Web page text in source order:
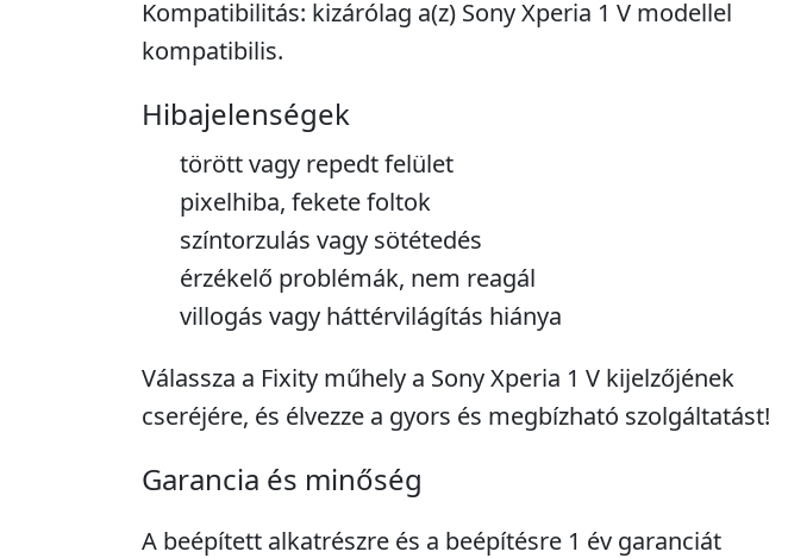
Kompatibilitás: kizárólag a(z) Sony Xperia 1 V modellel
kompatibilis.
Hibajelenségek
törött vagy repedt felület
pixelhiba, fekete foltok
színtorzulás vagy sötétedés
érzékelő problémák, nem reagál
villogás vagy háttérvilágítás hiánya
Válassza a Fixity műhely a Sony Xperia 1 V kijelzőjének
cseréjére, és élvezze a gyors és megbízható szolgáltatást!
Garancia és minőség
A beépített alkatrészre és a beépítésre 1 év garanciát